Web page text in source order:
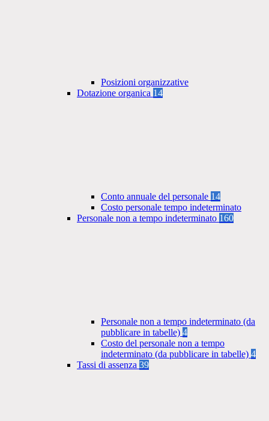
Posizioni organizzative
Dotazione organica 14
Conto annuale del personale 14
Costo personale tempo indeterminato
Personale non a tempo indeterminato 160
Personale non a tempo indeterminato (da
pubblicare in tabelle) 4
Costo del personale non a tempo
indeterminato (da pubblicare in tabelle) 4
Tassi di assenza 39